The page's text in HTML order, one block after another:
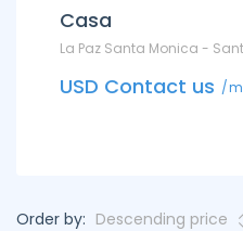
Casa
La Paz Santa Monica -
USD Contact us
Order by: